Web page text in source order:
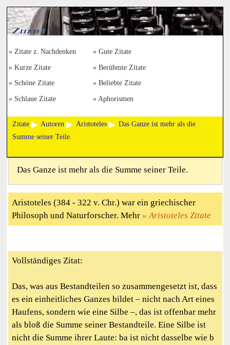
Zitate z. Nachdenken Gute Zitate
Kurze Zitate Berühmte Zitate
Schöne Zitate Beliebte Zitate
Schlaue Zitate Aphorismen
Zitate Autoren Aristoteles
Das Ganze ist mehr als die
Summe seiner Teile.
Das Ganze ist mehr als die Summe seiner Teile.
Aristoteles (384 - 322 v. Chr.) war ein griechischer
Philosoph und Naturforscher. Mehr
Aristoteles Zitate
Vollständiges Zitat:
Das, was aus Bestandteilen so zusammengesetzt ist, dass
es ein einheitliches Ganzes bildet – nicht nach Art eines
Haufens, sondern wie eine Silbe –, das ist offenbar mehr
als bloß die Summe seiner Bestandteile. Eine Silbe ist
nicht die Summe ihrer Laute: ba ist nicht dasselbe wie b